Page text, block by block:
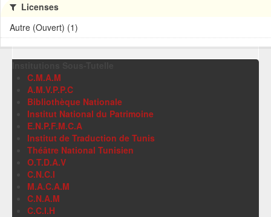
Licenses
Autre (Ouvert) (1)
C.M.A.M
A.M.V.P.P.C
Bibliothèque Nationale
Institut National du Patrimoine
E.N.P.F.M.C.A
Institut de Traduction de Tunis
Théâtre National Tunisien
O.T.D.A.V
C.N.C.I
M.A.C.A.M
C.N.A.M
C.C.I.H